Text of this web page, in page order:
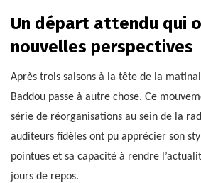
Un départ attendu qui
nouvelles perspectives
Après trois saisons à la tête de la
Baddou passe à autre chose. Ce
série de réorganisations au sein de la
auditeurs fidèles ont pu apprécier son
pointues et sa capacité à rendre
jours de repos.